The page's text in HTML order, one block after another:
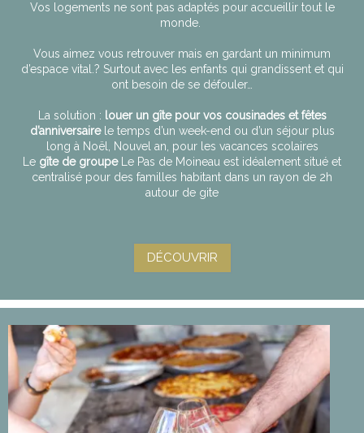
Vos logements ne sont pas adaptés pour accueillir tout le
monde.
Vous aimez vous retrouver mais en gardant un minimum
d’espace vital.? Surtout avec les enfants qui grandissent et qui
ont besoin de se défouler…
La solution : louer un gîte pour vos cousinades et fêtes
d’anniversaire le temps d’un week-end ou d’un séjour plus
long à Noël, Nouvel an, pour les vacances scolaires
Le gîte de groupe
Le Pas de Moineau est idéalement situé et
centralisé pour des familles habitant dans un rayon de 2h
autour de gite
DÉCOUVRIR